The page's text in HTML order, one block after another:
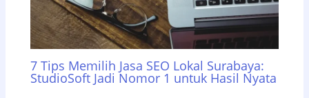
7 Tips Memilih Jasa SEO Lokal Surabaya:
StudioSoft Jadi Nomor 1 untuk Hasil Nyata